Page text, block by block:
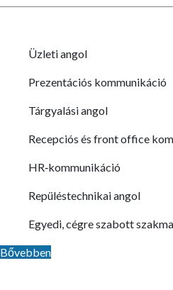
Üzleti angol
Prezentációs kommunikáció
Tárgyalási angol
Recepciós és front office
HR‑kommunikáció
Repüléstechnikai angol
Egyedi, cégre szabott
Bővebben